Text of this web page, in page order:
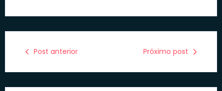
Post anterior Próximo post